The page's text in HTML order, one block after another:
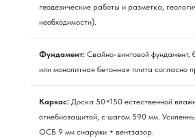
геодезические работы и разметка,
необходимости).
Фундамент: Свайно-винтовой фундамент,
или монолитная бетонная плита согласно
Каркас: Доска 50×150 естественной
огнебиозащитой, с шагом 590 мм.
ОСБ 9 мм снаружи + вентзазор.